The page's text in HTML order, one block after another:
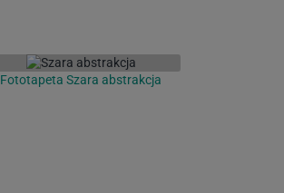
Fototapeta Szara abstrakcja